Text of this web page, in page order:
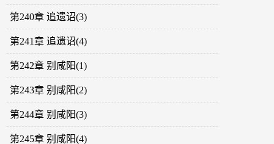
第240章 追遗诏(3)
第241章 追遗诏(4)
第242章 别咸阳(1)
第243章 别咸阳(2)
第244章 别咸阳(3)
第245章 别咸阳(4)